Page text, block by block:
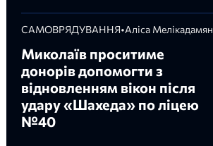
САМОВРЯДУВАННЯ•Аліса Мелікадамян
Миколаїв проситиме
донорів допомогти з
відновленням вікон після
удару «Шахеда» по ліцею
№40